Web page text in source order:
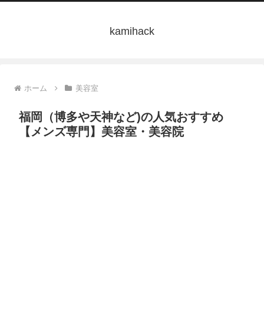
kamihack
ホーム 美容室
福岡（博多や天神など)の人気おすすめ
【メンズ専門】美容室・美容院